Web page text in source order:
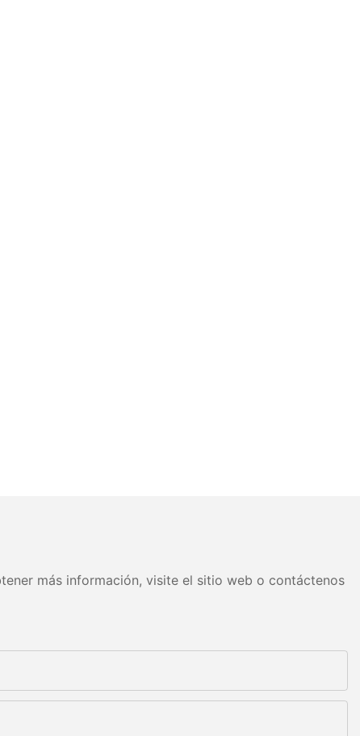
más información, visite el sitio web o contáctenos